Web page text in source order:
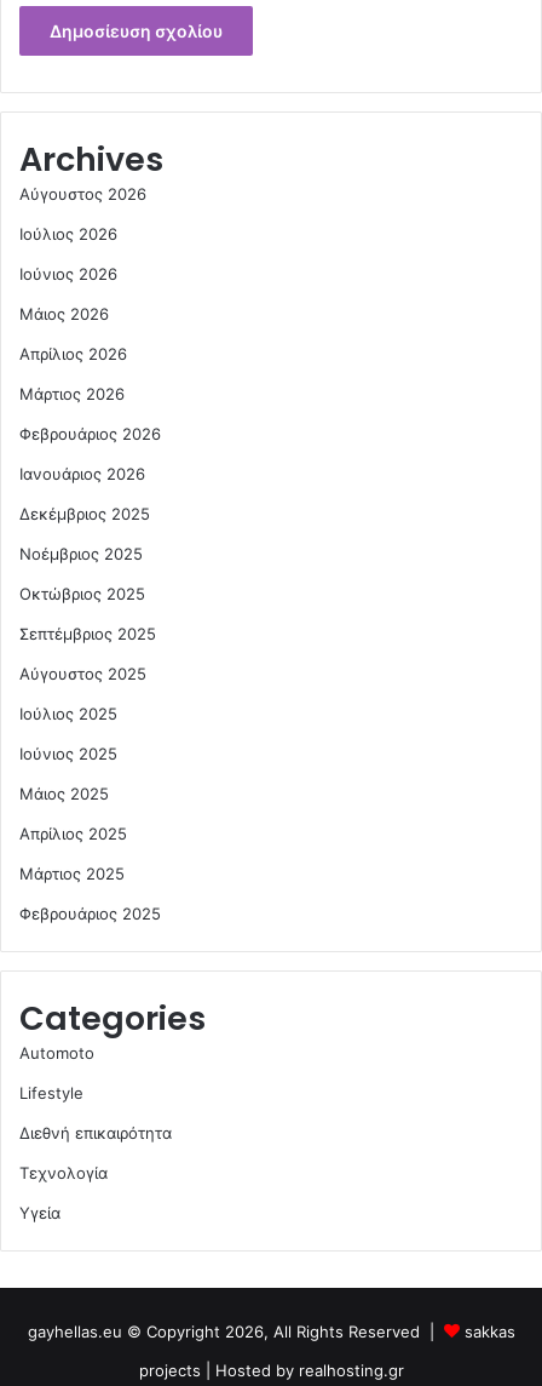
Archives
Αύγουστος 2026
Ιούλιος 2026
Ιούνιος 2026
Μάιος 2026
Απρίλιος 2026
Μάρτιος 2026
Φεβρουάριος 2026
Ιανουάριος 2026
Δεκέμβριος 2025
Νοέμβριος 2025
Οκτώβριος 2025
Σεπτέμβριος 2025
Αύγουστος 2025
Ιούλιος 2025
Ιούνιος 2025
Μάιος 2025
Απρίλιος 2025
Μάρτιος 2025
Φεβρουάριος 2025
Categories
Automoto
Lifestyle
Διεθνή επικαιρότητα
Τεχνολογία
Υγεία
gayhellas.eu © Copyright 2026, All Rights Reserved |
sakkas
projects | Hosted by realhosting.gr